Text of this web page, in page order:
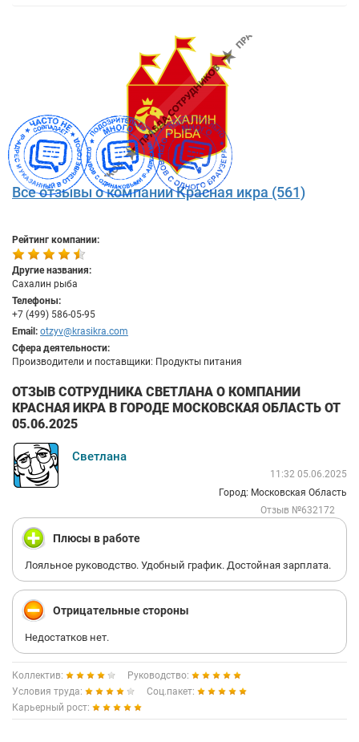
Все отзывы о компании Красная икра (561)
Рейтинг компании:
Другие названия:
Сахалин рыба
Телефоны:
+7 (499) 586-05-95
Email: otzyv@krasikra.com
Сфера деятельности:
Производители и поставщики: Продукты питания
ОТЗЫВ СОТРУДНИКА СВЕТЛАНА О КОМПАНИИ
КРАСНАЯ ИКРА В ГОРОДЕ МОСКОВСКАЯ ОБЛАСТЬ ОТ
05.06.2025
Светлана
11:32 05.06.2025
Город: Московская Область
Отзыв №632172
Плюсы в работе
Лояльное руководство. Удобный график. Достойная зарплата.
Отрицательные стороны
Недостатков нет.
Коллектив:
Руководство:
Условия труда:
Соц.пакет:
Карьерный рост: